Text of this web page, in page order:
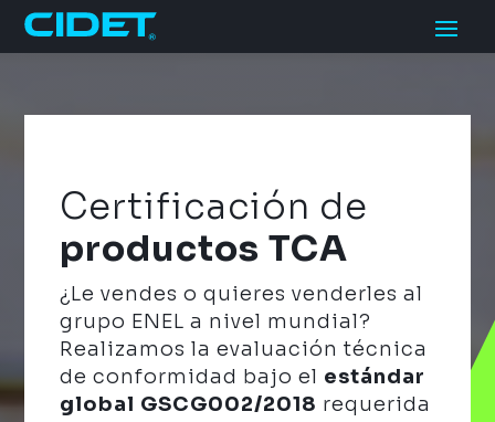
Certificación de
productos TCA
¿Le vendes o quieres venderles al
grupo ENEL a nivel mundial?
Realizamos la evaluación técnica
de conformidad bajo el estándar
global GSCG002/2018 requerida